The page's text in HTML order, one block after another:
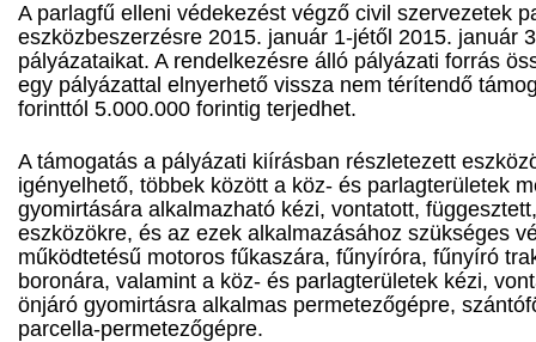
A parlagfű elleni védekezést végző civil szervezetek
eszközbeszerzésre 2015. január 1-jétől 2015. január
pályázataikat. A rendelkezésre álló pályázati forrás
egy pályázattal elnyerhető vissza nem térítendő
forinttól 5.000.000 forintig terjedhet.
A támogatás a pályázati kiírásban részletezett
igényelhető, többek között a köz- és parlagterületek
gyomirtására alkalmazható kézi, vontatott,
eszközökre, és az ezek alkalmazásához szükséges
működtetésű motoros fűkaszára, fűnyíróra, fűnyíró
boronára, valamint a köz- és parlagterületek kézi,
önjáró gyomirtásra alkalmas permetezőgépre,
parcella-permetezőgépre.